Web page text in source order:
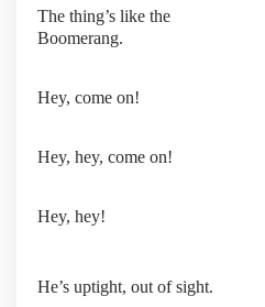
The thing’s like the
Boomerang.
Hey, come on!
Hey, hey, come on!
Hey, hey!
He’s uptight, out of sight.